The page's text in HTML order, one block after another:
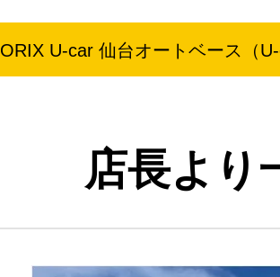
ORIX U-car 仙台オートベース（
店長より